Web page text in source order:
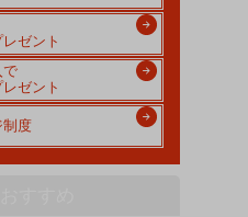
レゼント
で
レゼント
制度